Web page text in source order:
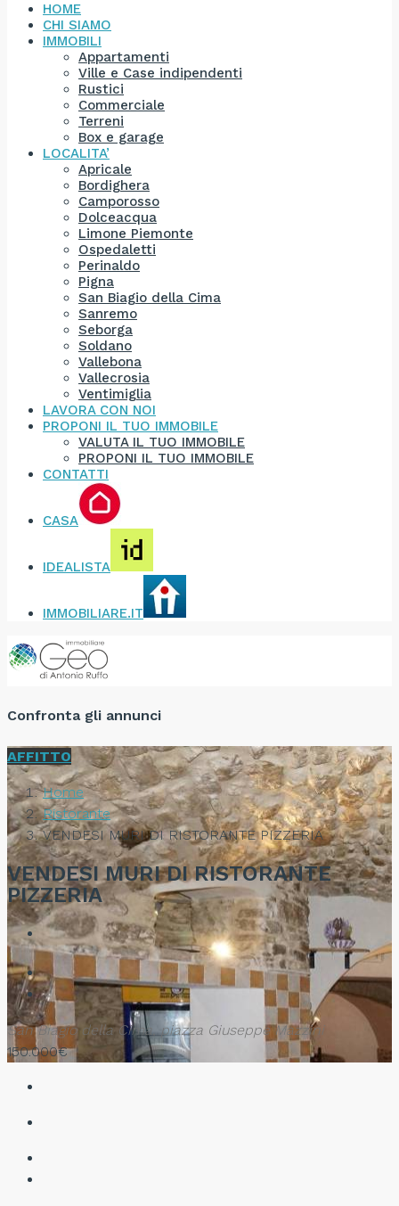
HOME
CHI SIAMO
IMMOBILI
Appartamenti
Ville e Case indipendenti
Rustici
Commerciale
Terreni
Box e garage
LOCALITA’
Apricale
Bordighera
Camporosso
Dolceacqua
Limone Piemonte
Ospedaletti
Perinaldo
Pigna
San Biagio della Cima
Sanremo
Seborga
Soldano
Vallebona
Vallecrosia
Ventimiglia
LAVORA CON NOI
PROPONI IL TUO IMMOBILE
VALUTA IL TUO IMMOBILE
PROPONI IL TUO IMMOBILE
CONTATTI
CASA
IDEALISTA
IMMOBILIARE.IT
Confronta gli annunci
AFFITTO
Home
Ristorante
VENDESI MURI DI RISTORANTE PIZZERIA
VENDESI MURI DI RISTORANTE
PIZZERIA
San Biagio della Cima, piazza Giuseppe Mazzini
150.000€